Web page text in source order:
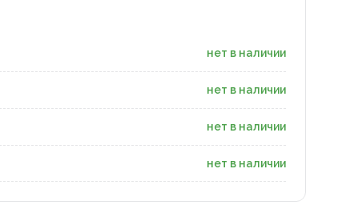
нет в наличии
нет в наличии
нет в наличии
нет в наличии